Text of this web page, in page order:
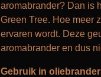
aromabrander? Dan is
Green Tree. Hoe meer
ervaren wordt. Deze
aromabrander en dus
Gebruik in